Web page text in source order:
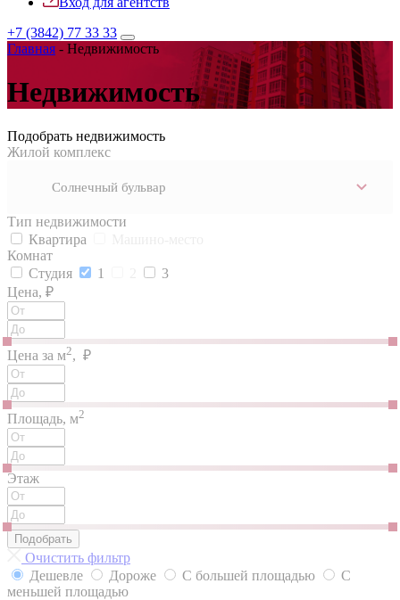
+7 (3842) 77 33 33
Главная - Недвижимость
Недвижимость
Подобрать недвижимость
Жилой комплекс
Солнечный бульвар
Тип недвижимости
Квартира
Комнат
Студия
1
3
Цена, ₽
Цена за м2, ₽
Площадь, м2
Этаж
Подобрать
Очистить фильтр
Дешевле
Дороже С большей площадью
С
меньшей площадью